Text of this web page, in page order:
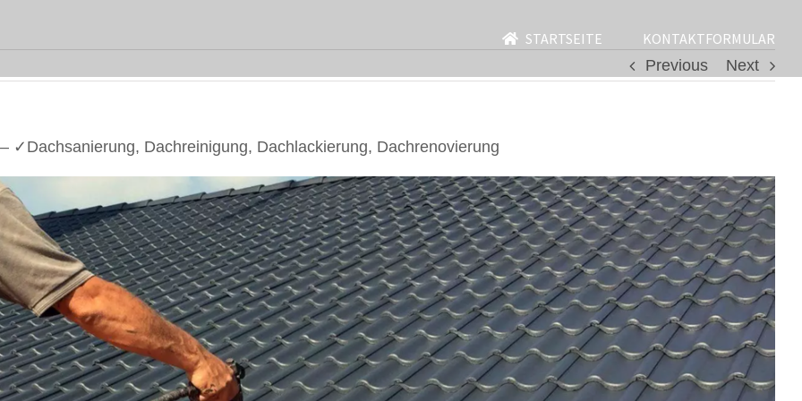
STARTSEITE
KONTAKTFORMULAR
Previous
Next
✓Dachsanierung, Dachreinigung, Dachlackierung, Dachrenovierung